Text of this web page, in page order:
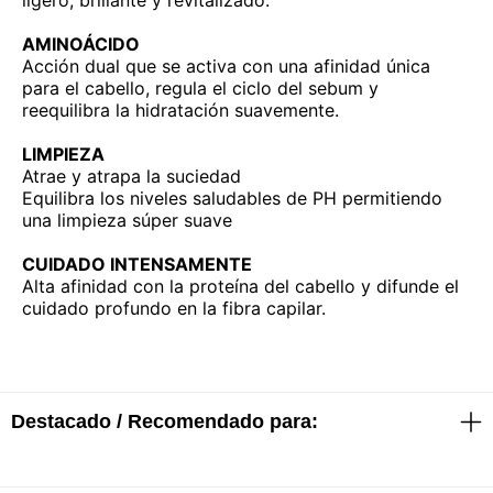
AMINOÁCIDO
Acción dual que se activa con una afinidad única
para el cabello, regula el ciclo del sebum y
reequilibra la hidratación suavemente.
LIMPIEZA
Atrae y atrapa la suciedad
Equilibra los niveles saludables de PH permitiendo
una limpieza súper suave
CUIDADO INTENSAMENTE
Alta afinidad con la proteína del cabello y difunde el
cuidado profundo en la fibra capilar.
Destacado / Recomendado para: